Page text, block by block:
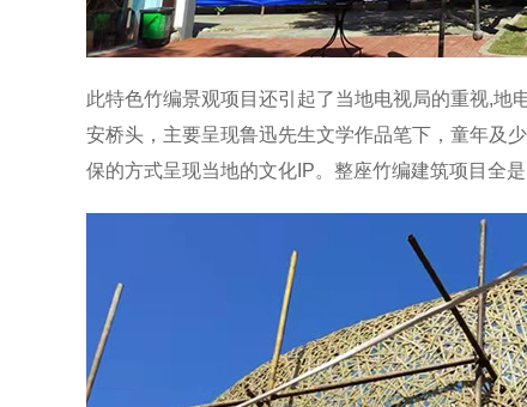
此特色竹编景观项目还引起了当地电视局的重视,
安桥头，主要呈现鲁迅先生文学作品笔下，童年及
保的方式呈现当地的文化IP。整座竹编建筑项目全